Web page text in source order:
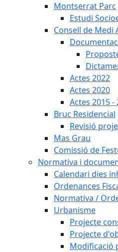
Montserrat Parc
Estudi
Consell de Medi
Actes 2022
Actes 2020
Actes 2015 -
Bruc Residencial
Revisió
Mas Grau
Comissió de
Normativa i
Calendari dies
Ordenances
Normativa /
Urbanisme
Projecte
Projecte
Modificació